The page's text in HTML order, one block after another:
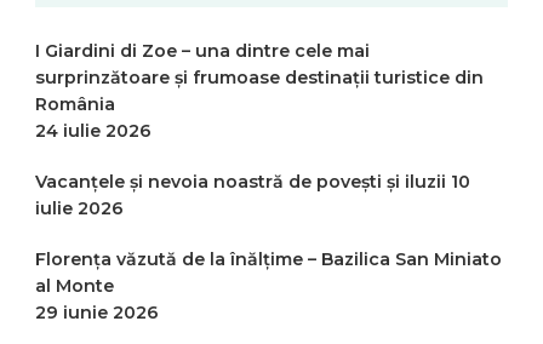
I Giardini di Zoe – una dintre cele mai
surprinzătoare și frumoase destinații turistice din
România
24 iulie 2026
Vacanțele și nevoia noastră de povești și iluzii 10
iulie 2026
Florența văzută de la înălțime – Bazilica San Miniato
al Monte
29 iunie 2026